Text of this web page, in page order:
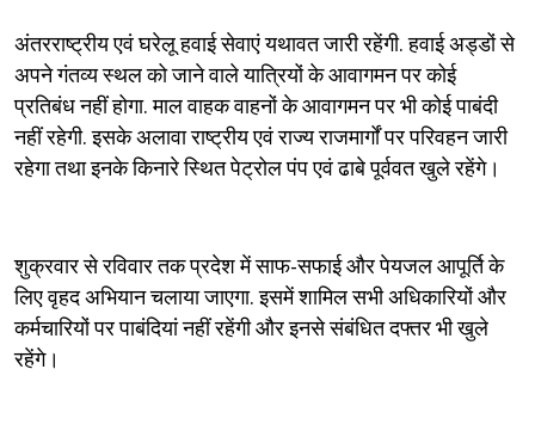
अंतरराष्‍ट्रीय एवं घरेलू हवाई सेवाएं यथावत जारी रहेंगी. हवाई अड्डों से
अपने गंतव्य स्थल को जाने वाले यात्रियों के आवागमन पर कोई
प्रतिबंध नहीं होगा. माल वाहक वाहनों के आवागमन पर भी कोई पाबंदी
नहीं रहेगी. इसके अलावा राष्ट्रीय एवं राज्य राजमार्गों पर परिवहन जारी
रहेगा तथा इनके किनारे स्थित पेट्रोल पंप एवं ढाबे पूर्ववत खुले रहेंगे।
शुक्रवार से रविवार तक प्रदेश में साफ-सफाई और पेयजल आपूर्ति के
लिए वृहद अभियान चलाया जाएगा. इसमें शामिल सभी अधिकारियों और
कर्मचारियों पर पाबंदियां नहीं रहेंगी और इनसे संबंधित दफ्तर भी खुले
रहेंगे।